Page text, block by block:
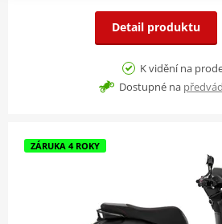
Detail produktu
K vidění na
Dostupné na
ZÁRUKA 4 ROKY